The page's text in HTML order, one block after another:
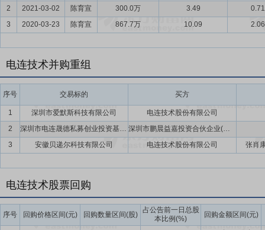
2
2021-03-02 陈育宣 300.0万 3.49
0.71
3
2020-03-23 陈育宣 867.7万 10.09 2.06
电连技术并购重组
序号 交易标的 买方
1 深圳市爱默斯科技有限公司
电连技术股份有限公司
2
深圳市电连晟德私募创业投资基金合伙企业(有限合伙)
深圳市鹏晨益嘉投资合伙企业(有限合伙),电连技术股份有限公司,沈苏一
3
安徽贝递尔科技有限公司 电连技术股份有限公司 张肖
电连技术股票回购
序号 回购价格区间(元) 回购数量区间(股)
占公告前一日总股
本比例(%)
回购金额区间(元)